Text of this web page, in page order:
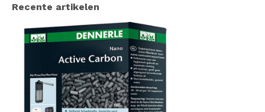
Recente artikelen